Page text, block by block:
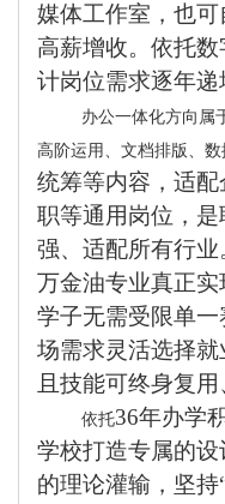
媒体工作室，也可
高薪增收。依托
计岗位需求逐年递
办公一体化方向属
高阶运用、文档排版、数
统筹等内容，适
职等通用岗位，
强、适配所有行
万金油专业真正实
学子无需受限单
场需求灵活选择就
且技能可终身复用
依托36年办学
学校打造专属的
的理论灌输，坚